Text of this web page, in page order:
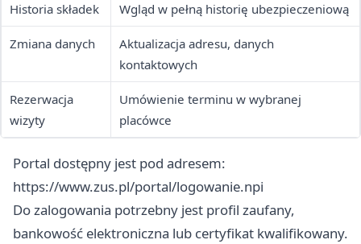
Historia składek Wgląd w pełną historię ubezpieczeniową
Zmiana danych
Aktualizacja adresu, danych
kontaktowych
Rezerwacja
wizyty
Umówienie terminu w wybranej
placówce
Portal dostępny jest pod adresem:
https://www.zus.pl/portal/logowanie.npi
Do zalogowania potrzebny jest profil zaufany,
bankowość elektroniczna lub certyfikat kwalifikowany.